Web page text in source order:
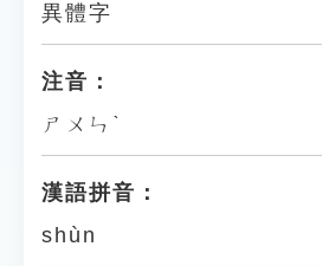
異體字
注音：
ㄕㄨㄣˋ
漢語拼音：
shùn